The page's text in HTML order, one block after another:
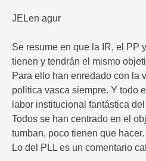
JELen agur
Se resume en que la IR, el PP
tienen y tendrán el mismo
Para ello han enredado con la
politica vasca siempre. Y todo
labor institucional fantástica
Todos se han centrado en el
tumban, poco tienen que hacer.
Lo del PLL es un comentario